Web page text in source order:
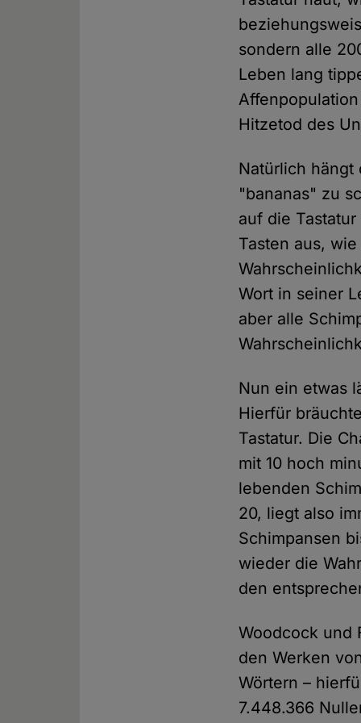
sondern alle
Leben lang
Hitzetod des
Natürlich hängt
"bananas" zu
auf die
Tasten aus,
Wort in seiner
aber alle
Nun ein etwas
Hierfür
Tastatur. Die
mit 10 hoch
lebenden
20, liegt also
Schimpansen
wieder die
den
Woodcock und
den Werken
Wörtern –
7.448.366